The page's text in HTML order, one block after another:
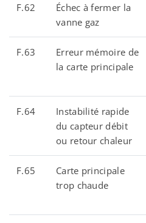
F.62
Échec à fermer la
vanne gaz
F.63
Erreur mémoire de
la carte principale
F.64
Instabilité rapide
du capteur débit
ou retour chaleur
F.65
Carte principale
trop chaude